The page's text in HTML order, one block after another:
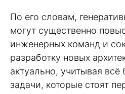
По его словам,
могут существенно
инженерных команд и
разработку новых
актуально, учитывая
задачи, которые стоят